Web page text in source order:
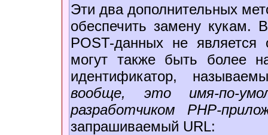
Эти два дополнительных
обеспечить замену кукам.
POST-данных не является
могут также быть более
идентификатор,
вообще, это имя-по-
разработчиком PHP-
запрашиваемый URL: